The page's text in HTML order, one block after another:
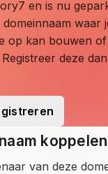
en is nu
waar
op kan bouwen of
deze
koppelen
van deze